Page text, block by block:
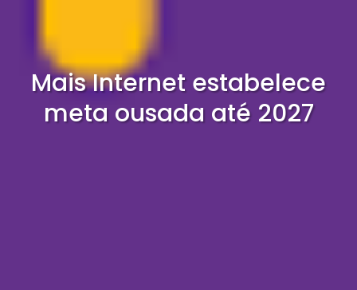
Mais Internet estabelece
meta ousada até 2027